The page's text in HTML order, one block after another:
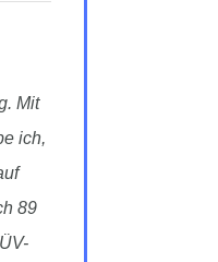
Mit
ich,
89